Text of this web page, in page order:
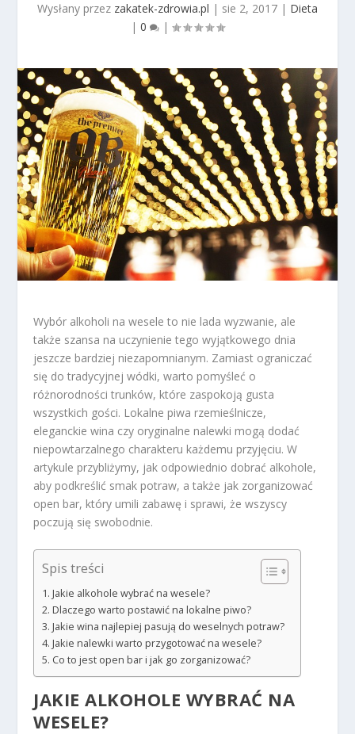
Wysłany przez zakatek-zdrowia.pl | sie 2, 2017 | Dieta
| 0 |
Wybór alkoholi na wesele to nie lada wyzwanie, ale
także szansa na uczynienie tego wyjątkowego dnia
jeszcze bardziej niezapomnianym. Zamiast ograniczać
się do tradycyjnej wódki, warto pomyśleć o
różnorodności trunków, które zaspokoją gusta
wszystkich gości. Lokalne piwa rzemieślnicze,
eleganckie wina czy oryginalne nalewki mogą dodać
niepowtarzalnego charakteru każdemu przyjęciu. W
artykule przybliżymy, jak odpowiednio dobrać alkohole,
aby podkreślić smak potraw, a także jak zorganizować
open bar, który umili zabawę i sprawi, że wszyscy
poczują się swobodnie.
Spis treści
Jakie alkohole wybrać na wesele?
Dlaczego warto postawić na lokalne piwo?
Jakie wina najlepiej pasują do weselnych potraw?
Jakie nalewki warto przygotować na wesele?
Co to jest open bar i jak go zorganizować?
JAKIE ALKOHOLE WYBRAĆ NA
WESELE?